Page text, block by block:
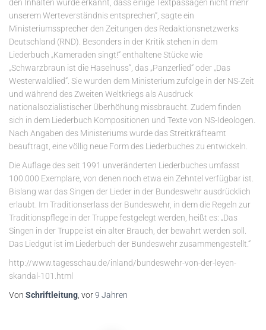
den Inhalten wurde erkannt, dass einige Textpassagen nicht mehr
unserem Werteverständnis entsprechen“, sagte ein
Ministeriumssprecher den Zeitungen des Redaktionsnetzwerks
Deutschland (RND). Besonders in der Kritik stehen in dem
Liederbuch „Kameraden singt!“ enthaltene Stücke wie
„Schwarzbraun ist die Haselnuss“, das „Panzerlied“ oder „Das
Westerwaldlied“. Sie wurden dem Ministerium zufolge in der NS-Zeit
und während des Zweiten Weltkriegs als Ausdruck
nationalsozialistischer Überhöhung missbraucht. Zudem finden
sich in dem Liederbuch Kompositionen und Texte von NS-Ideologen.
Nach Angaben des Ministeriums wurde das Streitkräfteamt
beauftragt, eine völlig neue Form des Liederbuches zu entwickeln.
Die Auflage des seit 1991 unveränderten Liederbuches umfasst
100.000 Exemplare, von denen noch etwa ein Zehntel verfügbar ist.
Bislang war das Singen der Lieder in der Bundeswehr ausdrücklich
erlaubt. Im Traditionserlass der Bundeswehr, in dem die Regeln zur
Traditionspflege in der Truppe festgelegt werden, heißt es: „Das
Singen in der Truppe ist ein alter Brauch, der bewahrt werden soll.
Das Liedgut ist im Liederbuch der Bundeswehr zusammengestellt.“
http://www.tagesschau.de/inland/bundeswehr-von-der-leyen-
skandal-101.html
Von Schriftleitung , vor9 Jahren